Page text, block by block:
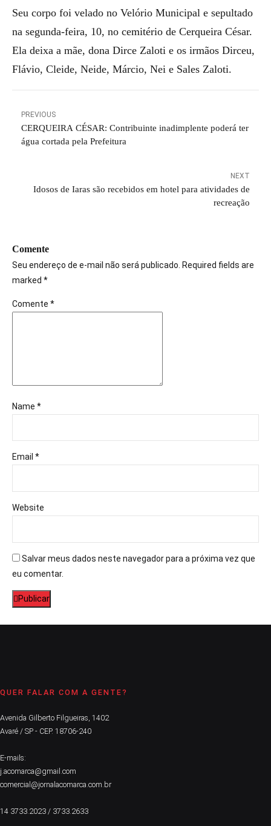
Seu corpo foi velado no Velório Municipal e sepultado
na segunda-feira, 10, no cemitério de Cerqueira César.
Ela deixa a mãe, dona Dirce Zaloti e os irmãos Dirceu,
Flávio, Cleide, Neide, Márcio, Nei e Sales Zaloti.
PREVIOUS
CERQUEIRA CÉSAR: Contribuinte inadimplente poderá ter
água cortada pela Prefeitura
NEXT
Idosos de Iaras são recebidos em hotel para atividades de
recreação
Comente
Seu endereço de e-mail não será publicado. Required fields are
marked *
Comente *
Name *
Email *
Website
Salvar meus dados neste navegador para a próxima vez que
eu comentar.
Publicar
QUER FALAR COM A GENTE?
Avenida Gilberto Filgueiras, 1402
Avaré / SP - CEP. 18706-240
E-mails:
j.acomarca@gmail.com
comercial@jornalacomarca.com.br
14 3733.2023 / 3733.2633